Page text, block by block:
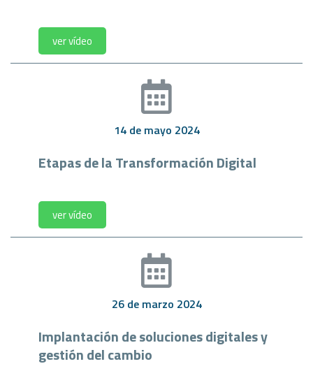
ver vídeo
14 de mayo 2024
Etapas de la Transformación Digital
ver vídeo
26 de marzo 2024
Implantación de soluciones digitales y
gestión del cambio